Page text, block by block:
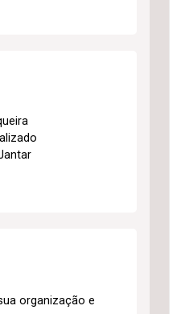
organização e